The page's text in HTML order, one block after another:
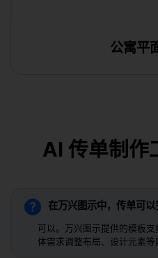
在
公寓平
AI 传单制作
在万兴图示中，传单可以
可以。万兴图示提供的模板
体需求调整布局、设计元素等